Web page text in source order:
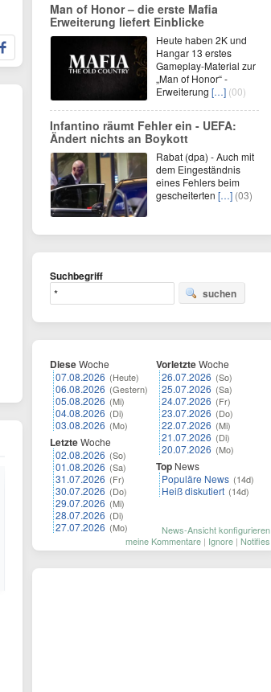
Man of Honor – die erste Mafia
Erweiterung liefert Einblicke
Heute haben 2K und
Hangar 13 erstes
Gameplay-Material zur
„Man of Honor“ -
Erweiterung […] (00)
Infantino räumt Fehler ein - UEFA:
Ändert nichts an Boykott
Rabat (dpa) - Auch mit
dem Eingeständnis
eines Fehlers beim
gescheiterten […] (03)
Suchbegriff
suchen
DieseWoche
07.08.2026 (Heute)
06.08.2026 (Gestern)
05.08.2026 (Mi)
04.08.2026 (Di)
03.08.2026 (Mo)
LetzteWoche
02.08.2026 (So)
01.08.2026 (Sa)
31.07.2026 (Fr)
30.07.2026 (Do)
29.07.2026 (Mi)
28.07.2026 (Di)
27.07.2026 (Mo)
VorletzteWoche
26.07.2026 (So)
25.07.2026 (Sa)
24.07.2026 (Fr)
23.07.2026 (Do)
22.07.2026 (Mi)
21.07.2026 (Di)
20.07.2026 (Mo)
Top News
Populäre News (14d)
Heiß diskutiert (14d)
News-Ansicht konfigurieren
meine Kommentare | Ignore | Notifies